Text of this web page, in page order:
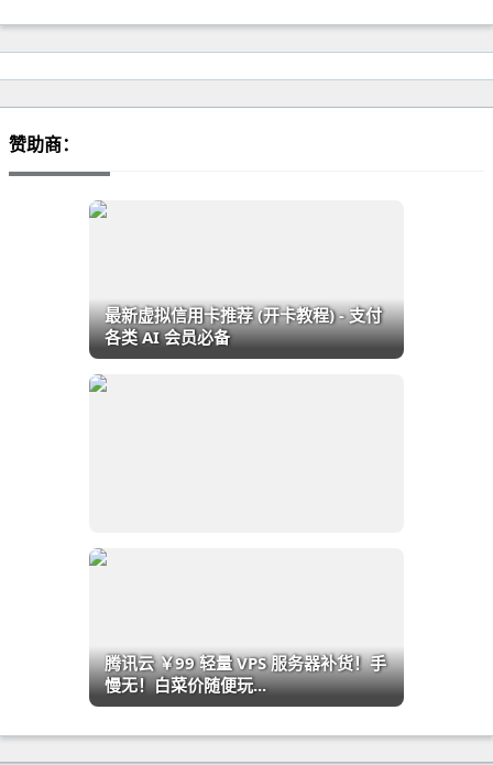
赞助商：
最新虚拟信用卡推荐 (开卡教程) - 支付
各类 AI 会员必备
腾讯云 ￥99 轻量 VPS 服务器补货！手
慢无！白菜价随便玩...